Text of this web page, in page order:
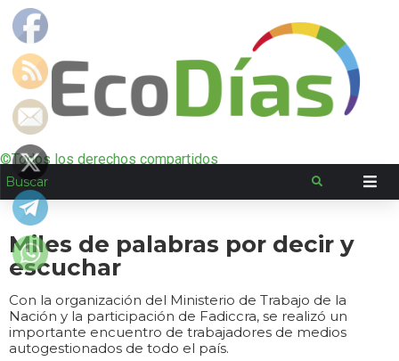
©Todos los derechos compartidos
Miles de palabras por decir y
escuchar
Con la organización del Ministerio de Trabajo de la
Nación y la participación de Fadiccra, se realizó un
importante encuentro de trabajadores de medios
autogestionados de todo el país.